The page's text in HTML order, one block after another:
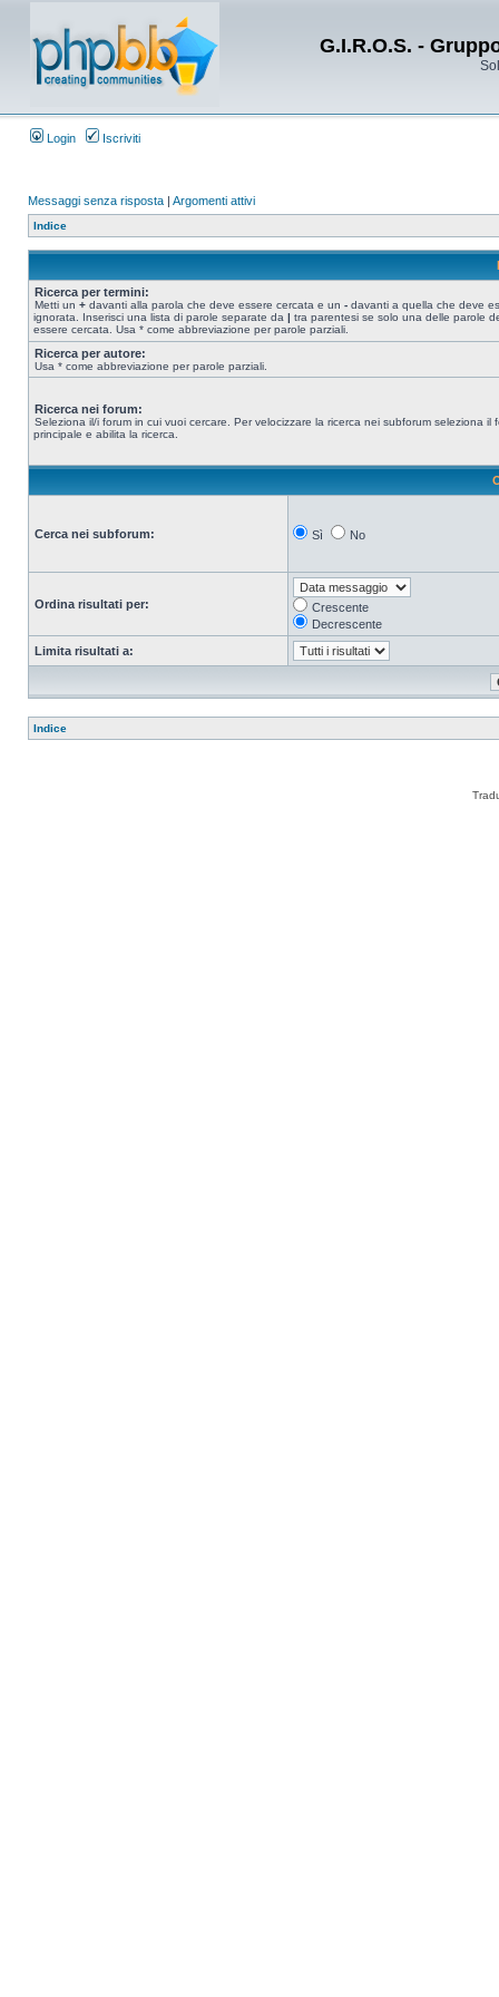
G.I.R.O.S. -
Login Iscriviti
Messaggi senza risposta | Argomenti attivi
Indice
Ricerca per termini:
Metti un + davanti alla parola che deve essere cercata e un - davanti a quella che deve
ignorata. Inserisci una lista di parole separate da | tra parentesi se solo una delle parole
essere cercata. Usa * come abbreviazione per parole parziali.
Ricerca per autore:
Usa * come abbreviazione per parole parziali.
Ricerca nei forum:
Seleziona il/i forum in cui vuoi cercare. Per velocizzare la ricerca nei subforum seleziona il
principale e abilita la ricerca.
Cerca nei subforum: Sì No
Ordina risultati per:
Crescente
Decrescente
Limita risultati a:
Indice